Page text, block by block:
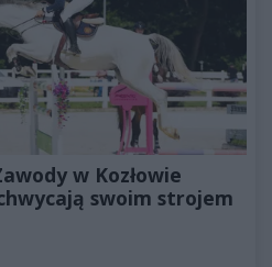
w Kozłowie
swoim strojem